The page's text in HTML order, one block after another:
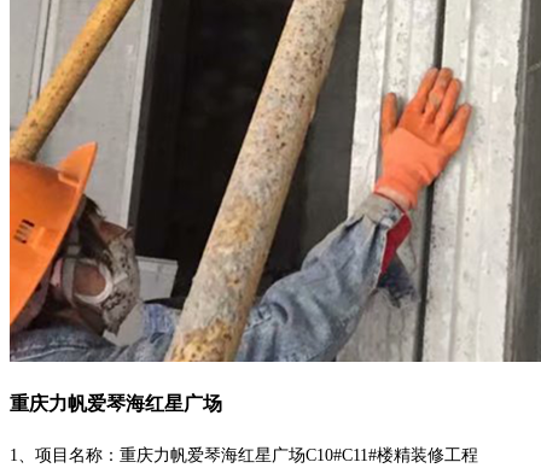
重庆力帆爱琴海红星广场
1、项目名称：重庆力帆爱琴海红星广场C10#C11#楼精装修工程